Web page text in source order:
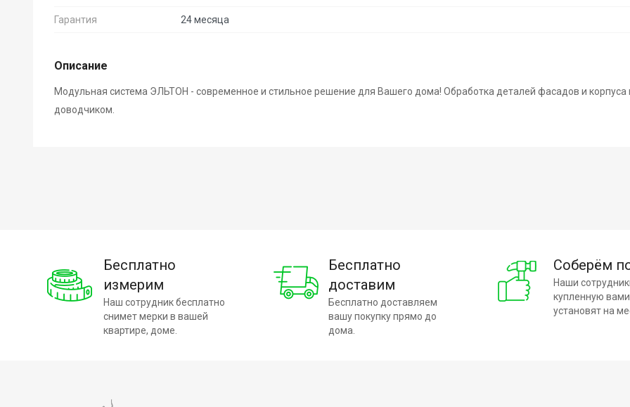
Гарантия 24 месяца
Описание
Модульная система ЭЛЬТОН - современное и стильное решение для Вашего дома! Обработка деталей фасадов и
доводчиком.
Бесплатно
измерим
Наш сотрудник бесплатно
снимет мерки в вашей
квартире, доме.
Бесплатно
доставим
Бесплатно доставляем
вашу покупку прямо до
дома.
Соберём
Наши
купленную
установят на